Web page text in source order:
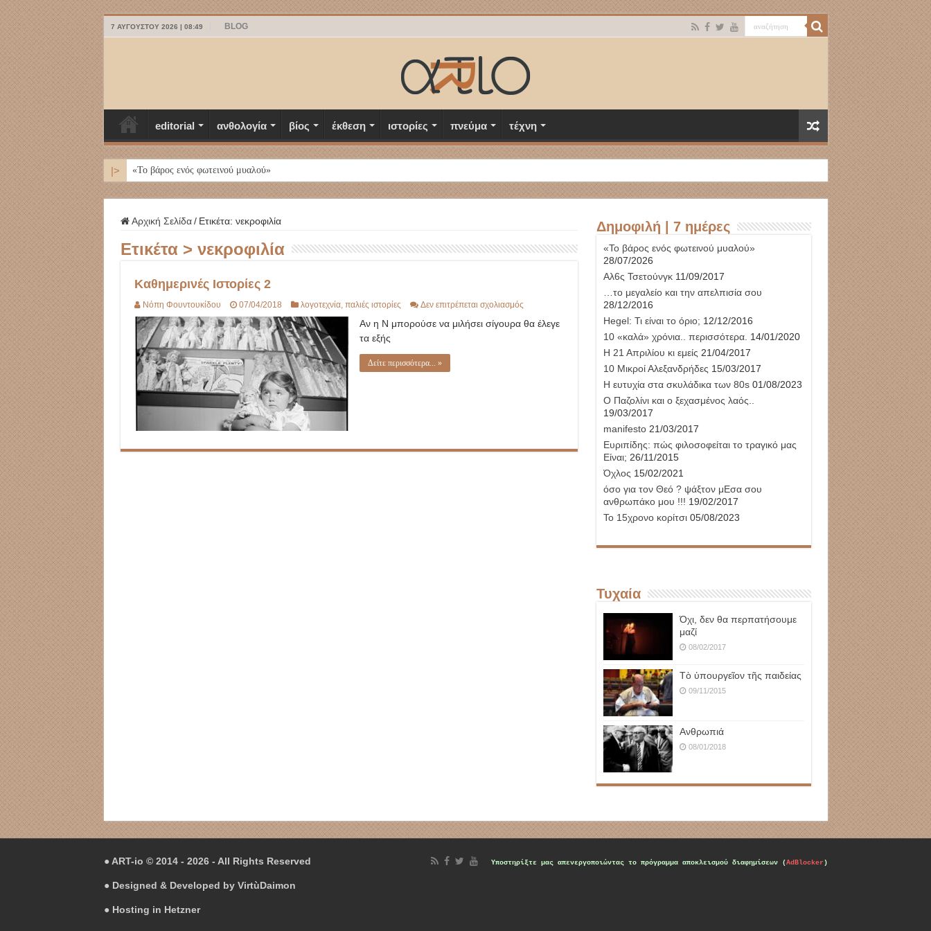
7 ΑΥΓΟΎΣΤΟΥ 2026 | 08:49 BLOG
editorial ανθολογία βίος έκθεση ιστορίες πνεύμα τέχνη
|> ΜΥΚΟΝΟ
Αρχική Σελίδα / Ετικέτα: νεκροφιλία
Ετικέτα > νεκροφιλία
Καθημερινές Ιστορίες 2
Νόπη Φουντουκίδου 07/04/2018 λογοτεχνία, παλιές ιστορίες Δεν επιτρέπεται σχολιασμόςστο
Ιστορίες
Αν η Ν μπορούσε να μιλήσει σίγουρα θα έλεγε
τα εξής
Δείτε περισσότερα... »
Δημοφιλή | 7 ημέρες
«Το βάρος ενός φωτεινού μυαλού»
28/07/2026
Αλ6ς Τσετούνγκ11/09/2017
…το μεγαλείο και την απελπισία σου
28/12/2016
Hegel: Τι είναι το όριο; 12/12/2016
10 «καλά» χρόνια.. περισσότερα. 14/01/2020
Η 21 Απριλίου κι εμείς 21/04/2017
10 Μικροί Αλεξανδρήδες 15/03/2017
Η ευτυχία στα σκυλάδικα των 80s01/08/2023
Ο Παζολίνι και ο ξεχασμένος λαός..
19/03/2017
manifesto21/03/2017
Ευριπίδης: πώς φιλοσοφείται το τραγικό μας
Είναι; 26/11/2015
Όχλος 15/02/2021
όσο για τον Θεό ? ψάξτον μΕσα σου
ανθρωπάκο μου !!! 19/02/2017
Το 15χρονο κορίτσι05/08/2023
Τυχαία
Όχι, δεν θα περπατήσουμε
μαζί
08/02/2017
Τὸ ὑπουργεῖον τῆς παιδείας
09/11/2015
Ανθρωπιά
08/01/2018
Υποστηρίξτε μας απενεργοποιώντας το πρόγραμμα αποκλεισμού διαφημίσεων (AdBlocker)
● ART-io © 2014 - 2026 - All Rights Reserved
● Designed & Developed by VirtùDaimon
● Hosting in Hetzner